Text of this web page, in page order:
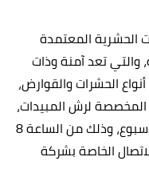
الحشرية المعتمدة
والتي تعد آمنة وذات
الحشرات والقوارض،
لرش المبيدات،
كما تتميز الشركة بالعمل على مدار الأسبوع، وذلك من الساعة 8
الاتصال الخاصة بشركة